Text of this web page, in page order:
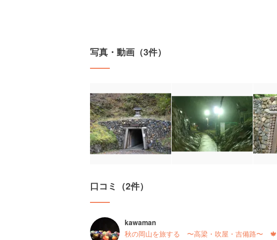
写真・動画（3件）
口コミ（2件）
kawaman
秋の岡山を旅する 〜高梁・吹屋・吉備路〜 🍁